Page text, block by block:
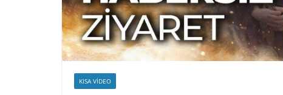
KISA VIDEO